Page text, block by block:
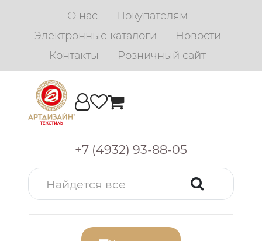
О нас
Покупателям
Электронные каталоги
Новости
Контакты
Розничный сайт
+7 (4932) 93-88-05